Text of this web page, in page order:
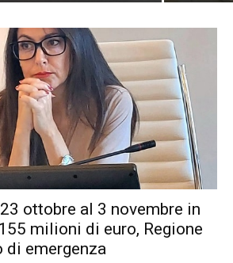
ottobre al 3 novembre in
milioni di euro, Regione
di emergenza